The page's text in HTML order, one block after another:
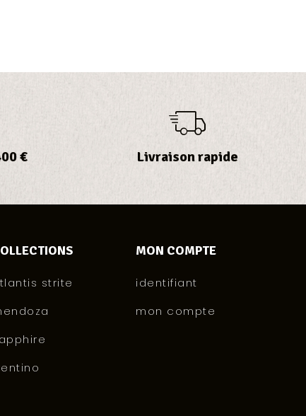
€ Livraison rapide
strite
MON COMPTE
identifiant
mon compte